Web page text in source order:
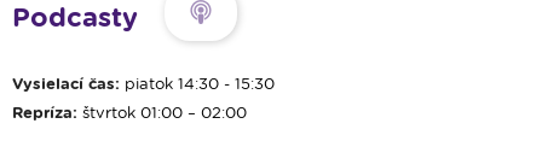
Podcasty
Vysielací čas: piatok 14:30 - 15:30
Repríza: štvrtok 01:00 – 02:00